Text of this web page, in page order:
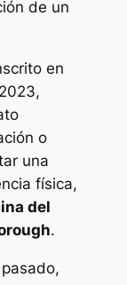
de un
en
o
una
física,
del
.